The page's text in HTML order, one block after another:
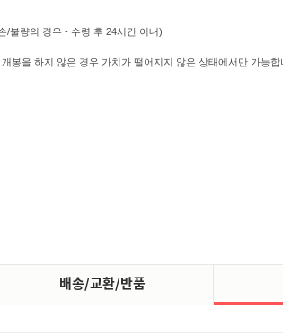
/불량의 경우 - 수령 후 24시간 이내)
봉을 하지 않은 경우 가치가 떨어지지 않은 상태에서만 가능
배송/교환/반품